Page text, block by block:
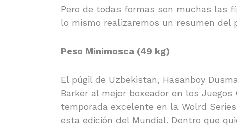
Pero de todas formas son muchas las
lo mismo realizaremos un resumen del
Peso Minimosca (49 kg)
El púgil de Uzbekistan, Hasanboy
Barker al mejor boxeador en los
temporada excelente en la Wolrd
esta edición del Mundial. Dentro que